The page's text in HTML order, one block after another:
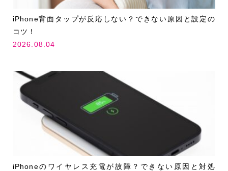
iPhone背面タップが反応しない？できない原因と設定の
コツ！
2026.08.04
iPhoneのワイヤレス充電が故障？できない原因と対処